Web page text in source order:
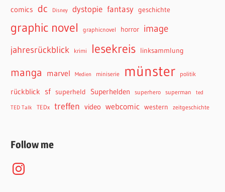
comics dc Disney dystopie fantasy geschichte
graphic novel graphicnovel horror image
jahresrückblick krimi lesekreis linksammlung
manga marvel Medien miniserie münster politik
rückblick sf superheld Superhelden superhero superman ted
TED Talk TEDx treffen video webcomic western zeitgeschichte
Follow me
Instagram